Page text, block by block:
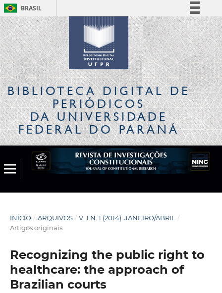
BRASIL
Simplifique!
Comunica BR
Participe
Acesso à informação
Legislação
Canais
BIBLIOTECA DIGITALDE
PERIÓDICOS
DA UNIVERSIDADE
FEDERAL DO PARANÁ
INÍCIO / ARQUIVOS / V. 1 N. 1 (2014): JANEIRO/ABRIL
/
Artigos originais
Recognizing the public right to
healthcare: the approach of
Brazilian courts